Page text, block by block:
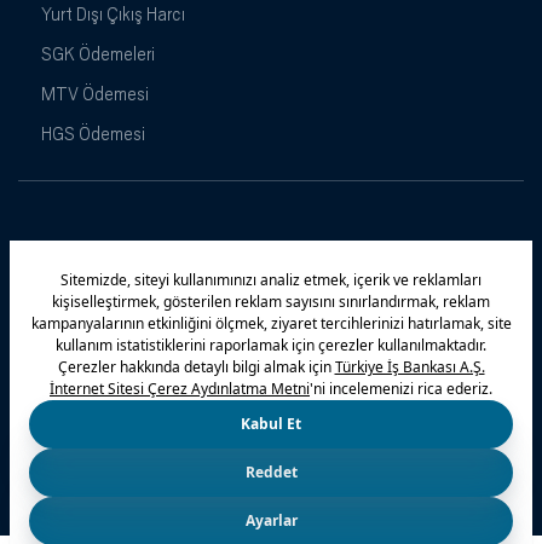
Yurt Dışı Çıkış Harcı
SGK Ödemeleri
MTV Ödemesi
HGS Ödemesi
© 2026 Türkiye İş Bankası A.Ş.
Maximiles Kampanyalar Yasal Uyarı Güvenlik
Gizlilik Politikamız Bilgi Toplumu Hizmetleri
Çerez Politikası Kişisel Verilerin Korunması